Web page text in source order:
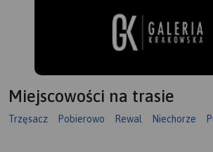
Miejscowości na trasie
Trzęsacz Pobierowo Rewal Niechorze